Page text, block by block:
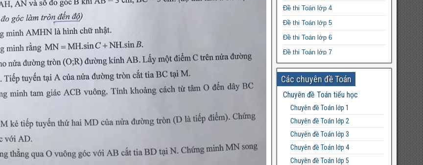
Chương trình Montessori là gì, nội
dung học ra sao?
Bài tập bổ trợ tiếng Anh 3 Global
Success tập 1+2 file word
Đề thi Toán lớp 4
Đề thi Toán lớp 5
Đề thi Toán lớp 6
Đề thi Toán lớp 7
Đề thi Toán lớp 8
Đề thi Toán lớp 9
Đề thi Toán lớp 10
Đề thi Toán lớp 11
Đề thi Toán lớp 12
Các chuyên đề Toán
Chuyên đề Toán tiểu học
Chuyên đề Toán lớp 1
Chuyên đề Toán lớp 2
Chuyên đề Toán lớp 3
Chuyên đề Toán lớp 4
Chuyên đề Toán lớp 5